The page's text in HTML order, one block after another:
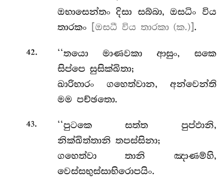
ඔභාසෙන්තං දිසා සබ්බා, ඔසධිං විය
තාරකං
[ඔසධී විය තාරකා (ක.)] .
42. ‘‘තයො මාණවකා ආසුං, සකෙ
සිප්පෙ සුසික්ඛිතා;
ඛාරිභාරං ගහෙත්වාන, අන්වෙන්ති
මම පච්ඡතො.
43. ‘‘පුටකෙසත්ත පුප්ඵානි,
නික්ඛිත්තානි තපස්සිනා;
ගහෙත්වා තානි ඤාණම්හි,
වෙස්සභුස්සාභිරොපයිං.